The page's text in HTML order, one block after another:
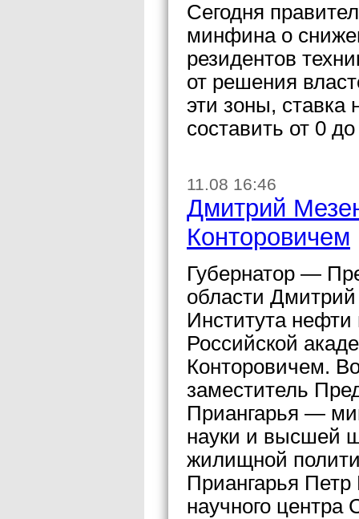
Сегодня
минфина о
резидентов
от решения
эти зоны, ставка
составить от 0
11.08 16:46
Дмитрий
Конторовичем
Губернатор —
области
Института нефти
Российской
Конторовичем.
заместитель
Приангарья —
науки и высшей
жилищной
Приангарья Петр
научного